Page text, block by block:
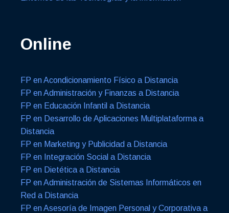
Online
FP en Acondicionamiento Físico a Distancia
FP en Administración y Finanzas a Distancia
FP en Educación Infantil a Distancia
FP en Desarrollo de Aplicaciones Multiplataforma a
Distancia
FP en Marketing y Publicidad a Distancia
FP en Integración Social a Distancia
FP en Dietética a Distancia
FP en Administración de Sistemas Informáticos en
Red a Distancia
FP en Asesoría de Imagen Personal y Corporativa a